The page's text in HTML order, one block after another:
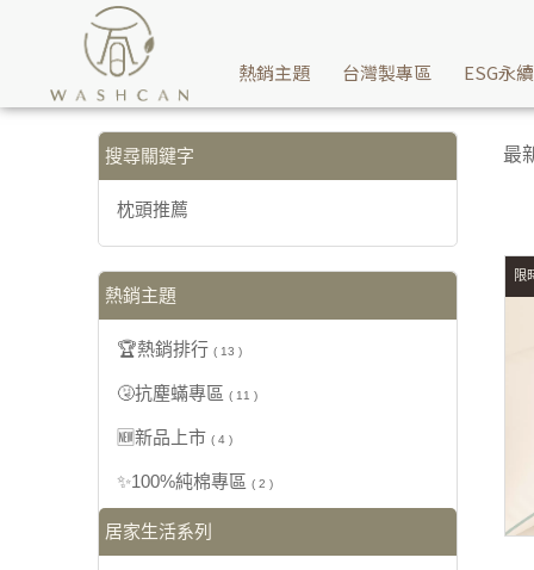
【枕頭推薦】搜尋結果 | Washcan瓦士肯
熱銷主題 台灣製專區 ESG永
搜尋關鍵字
枕頭推薦
熱銷主題
🏆熱銷排行 ( 13 )
🤧抗塵蟎專區 ( 11 )
🆕新品上市 ( 4 )
✨100%純棉專區 ( 2 )
居家生活系列
最
限